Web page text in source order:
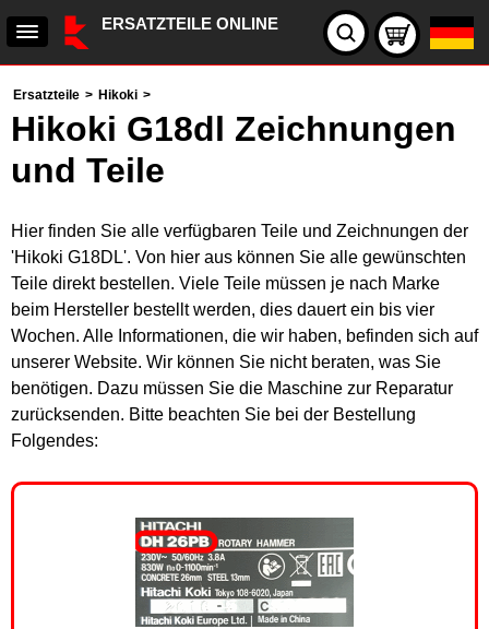
ERSATZTEILE ONLINE
Ersatzteile > Hikoki >
Hikoki G18dl Zeichnungen
und Teile
Hier finden Sie alle verfügbaren Teile und Zeichnungen der
'Hikoki G18DL'. Von hier aus können Sie alle gewünschten
Teile direkt bestellen. Viele Teile müssen je nach Marke
beim Hersteller bestellt werden, dies dauert ein bis vier
Wochen. Alle Informationen, die wir haben, befinden sich auf
unserer Website. Wir können Sie nicht beraten, was Sie
benötigen. Dazu müssen Sie die Maschine zur Reparatur
zurücksenden. Bitte beachten Sie bei der Bestellung
Folgendes: